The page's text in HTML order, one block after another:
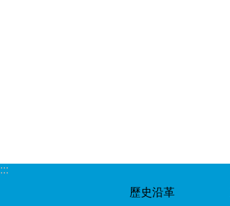
:::
歷史沿革